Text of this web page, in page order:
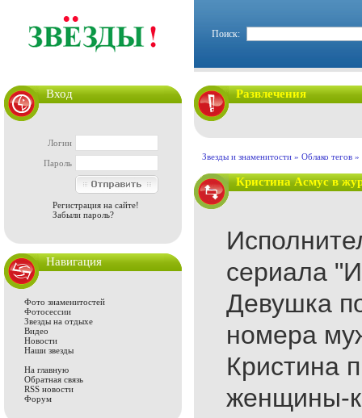
Поиск:
Вход
Логин
Пароль
Регистрация на сайте!
Забыли пароль?
Навигация
Фото знаменитостей
Фотосессии
Звезды на отдыхе
Видео
Новости
Наши звезды
На главную
Обратная связь
RSS новости
Форум
Развлечения
Звезды и знаменитости » Облако тегов »
Кристина Асмус в
сериала
Девушка
номера
Кристина
женщины-